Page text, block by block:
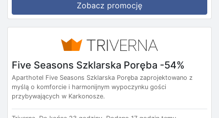
Zobacz promocję
Five Seasons Szklarska Poręba -54%
Aparthotel Five Seasons Szklarska Poręba zaprojektowano z
myślą o komforcie i harmonijnym wypoczynku gości
przybywających w Karkonosze.